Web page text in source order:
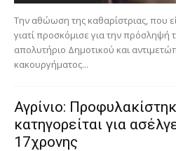
Την αθώωση της καθαρίστριας, που
γιατί προσκόμισε για την πρόσληψή
απολυτήριο Δημοτικού και
κακουργήματος...
Αγρίνιο:
κατηγορείται για
17χρονης